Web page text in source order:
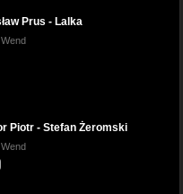
Prus - Lalka
Wend
Piotr - Stefan Żeromski
Wend